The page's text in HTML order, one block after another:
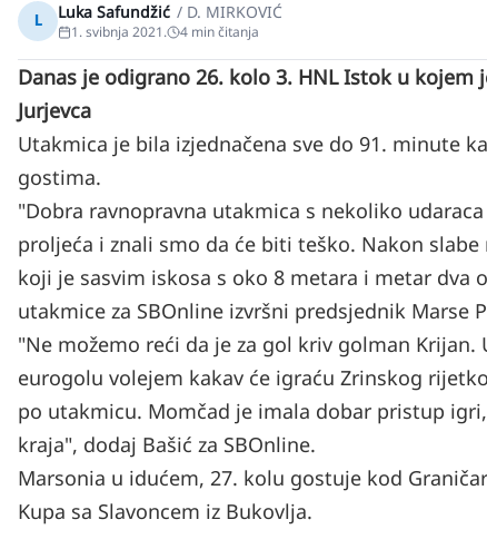
L Luka Safundžić / D. MIRKOVIĆ
1. svibnja 2021. 4 min čitanja
Danas je odigrano 26. kolo 3. HNL Istok u
Jurjevca
Utakmica je bila izjednačena sve do 91. minute
gostima.
"Dobra ravnopravna utakmica s nekoliko
proljeća i znali smo da će biti teško. Nakon
koji je sasvim iskosa s oko 8 metara i metar
utakmice za SBOnline izvršni predsjednik Marse
"Ne možemo reći da je za gol kriv golman
eurogolu volejem kakav će igraću Zrinskog
po utakmicu. Momčad je imala dobar pristup
kraja", dodaj Bašić za SBOnline.
Marsonia u idućem, 27. kolu gostuje kod
Kupa sa Slavoncem iz Bukovlja.